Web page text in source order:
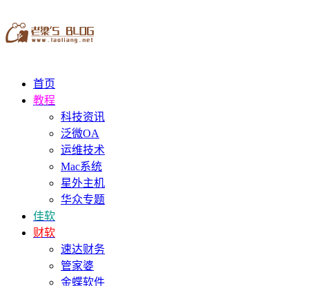
首页
教程
科技资讯
泛微OA
运维技术
Mac系统
星外主机
华众专题
佳软
财软
速达财务
管家婆
金蝶软件